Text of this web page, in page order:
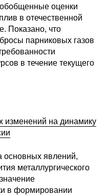
оценки
в отечественной
Показано, что
парниковых газов
в течение текущего
изменений на динамику
основных явлений,
металлургического
в формировании